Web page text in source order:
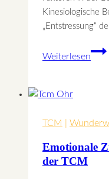
Kinesiologische
„Entstressung“
Weiterlesen
TCM
Emotionale
der TCM